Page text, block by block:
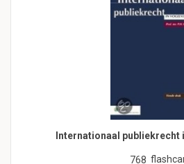
Internationaal publiekrecht
768